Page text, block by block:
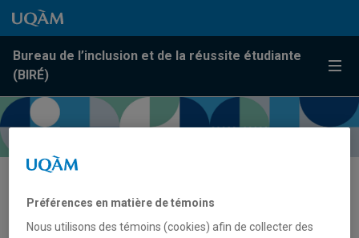
Passer au contenu
Accéder au menu principal
Accéder à la recherche
Passer au contenu
Accéder au menu principal
Bureau de l’inclusion et de la réussite étudiante
(BIRÉ)
Recherche web
Préférences en matière de témoins
Nous utilisons des témoins (cookies) afin de collecter des